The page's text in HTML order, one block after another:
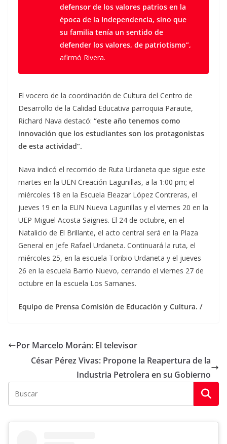
defensor de los valores patrios en la
época de la Independencia, sino que
su familia tenía un sentido de
defender los valores, de patriotismo”,
afirmó Rivera.
El vocero de la coordinación de Cultura del Centro de
Desarrollo de la Calidad Educativa parroquia Paraute,
Richard Nava destacó: “este año tenemos como
innovación que los estudiantes son los protagonistas
de esta actividad”.
Nava indicó el recorrido de Ruta Urdaneta que sigue este
martes en la UEN Creación Lagunillas, a la 1:00 pm; el
miércoles 18 en la Escuela Eleazar López Contreras, el
jueves 19 en la EUN Nueva Lagunillas y el viernes 20 en la
UEP Miguel Acosta Saignes. El 24 de octubre, en el
Natalicio de El Brillante, el acto central será en la Plaza
General en Jefe Rafael Urdaneta. Continuará la ruta, el
miércoles 25, en la escuela Toribio Urdaneta y el jueves
26 en la escuela Barrio Nuevo, cerrando el viernes 27 de
octubre en la escuela Los Samanes.
Equipo de Prensa Comisión de Educación y Cultura. /
Por Marcelo Morán: El televisor
César Pérez Vivas: Propone la Reapertura de la
Industria Petrolera en su Gobierno